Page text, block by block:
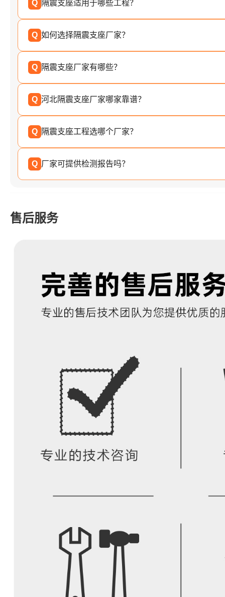
Q 隔震支座适用于哪些工程？
Q 如何选择隔震支座厂家？
Q 隔震支座厂家有哪些？
Q 河北隔震支座厂家哪家靠谱？
Q 隔震支座工程选哪个厂家？
Q 厂家可提供检测报告吗？
售后服务